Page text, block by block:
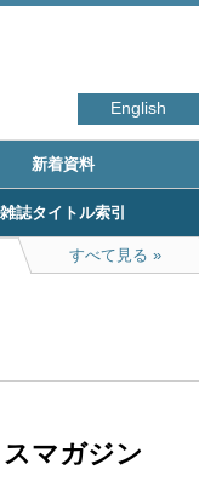
English
新着資料
雑誌タイトル索引
すべて見る
マガジン